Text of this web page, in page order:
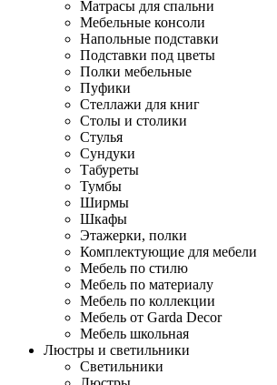
Матрасы для спальни
Мебельные консоли
Напольные подставки
Подставки под цветы
Полки мебельные
Пуфики
Стеллажи для книг
Столы и столики
Стулья
Сундуки
Табуреты
Тумбы
Ширмы
Шкафы
Этажерки, полки
Комплектующие для мебели
Мебель по стилю
Мебель по материалу
Мебель по коллекции
Мебель от Garda Decor
Мебель школьная
Люстры и светильники
Светильники